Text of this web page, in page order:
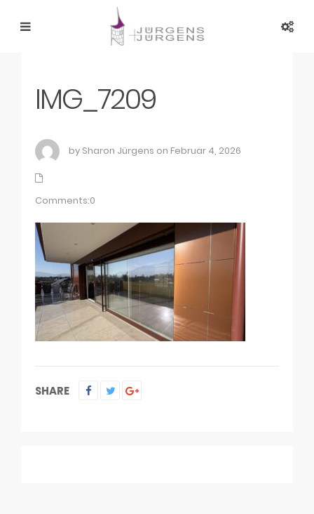
IMG_7209
by Sharon Jürgens on Februar 4, 2026
Comments:0
SHARE